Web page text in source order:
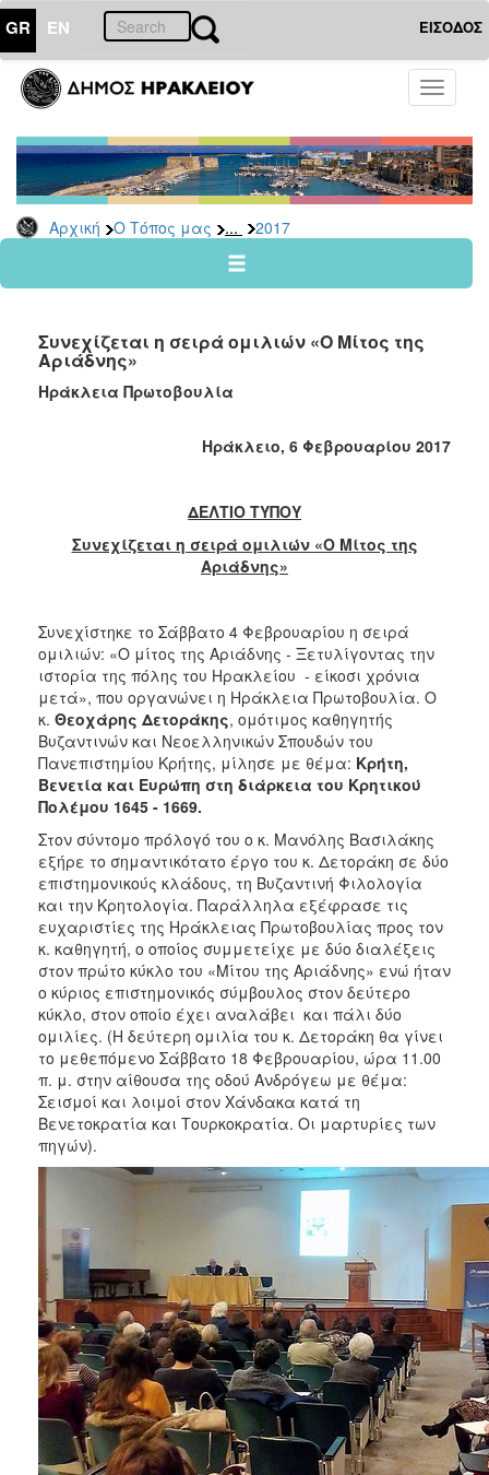
GR EN ΕΙΣΟΔΟΣ
Toggle
Αρχική Ο Τόπος μας ... 2017
ΤΟΠΟΣ
ΜΑΣ
Ανακοινώσεις
Αρχείο
2026
2024
2022
2021
2016
2011
ΔΗΜΟΣ
ΠΟΛΙΤΙΣΜΟΣ
ΑΝΘΕΚΤΙΚΗ
ΠΟΛΗ
Συνεχίζεται η σειρά ομιλιών «Ο Μίτος της
Αριάδνης»
Ηράκλεια Πρωτοβουλία
Ηράκλειο, 6 Φεβρουαρίου 2017
ΔΕΛΤΙΟ ΤΥΠΟΥ
Συνεχίζεται η σειρά ομιλιών «Ο Μίτος της
Αριάδνης»
Συνεχίστηκε το Σάββατο 4 Φεβρουαρίου η σειρά
ομιλιών: «Ο μίτος της Αριάδνης - Ξετυλίγοντας την
ιστορία της πόλης του Ηρακλείου - είκοσι χρόνια
μετά», που οργανώνει η Ηράκλεια Πρωτοβουλία. Ο
κ. Θεοχάρης Δετοράκης, ομότιμος καθηγητής
Βυζαντινών και Νεοελληνικών Σπουδών του
Πανεπιστημίου Κρήτης, μίλησε με θέμα: Κρήτη,
Βενετία και Ευρώπη στη διάρκεια του Κρητικού
Πολέμου 1645 - 1669.
Στον σύντομο πρόλογό του ο κ. Μανόλης Βασιλάκης
εξήρε το σημαντικότατο έργο του κ. Δετοράκη σε δύο
επιστημονικούς κλάδους, τη Βυζαντινή Φιλολογία
και την Κρητολογία. Παράλληλα εξέφρασε τις
ευχαριστίες της Ηράκλειας Πρωτοβουλίας προς τον
κ. καθηγητή, ο οποίος συμμετείχε με δύο διαλέξεις
στον πρώτο κύκλο του «Μίτου της Αριάδνης» ενώ ήταν
ο κύριος επιστημονικός σύμβουλος στον δεύτερο
κύκλο, στον οποίο έχει αναλάβει και πάλι δύο
ομιλίες. (Η δεύτερη ομιλία του κ. Δετοράκη θα γίνει
το μεθεπόμενο Σάββατο 18 Φεβρουαρίου, ώρα 11.00
π. μ. στην αίθουσα της οδού Ανδρόγεω με θέμα:
Σεισμοί και λοιμοί στον Χάνδακα κατά τη
Βενετοκρατία και Τουρκοκρατία. Οι μαρτυρίες των
πηγών).